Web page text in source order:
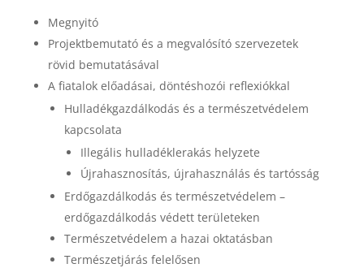
Megnyitó
Projektbemutató és a megvalósító szervezetek
rövid bemutatásával
A fiatalok előadásai, döntéshozói reflexiókkal
Hulladékgazdálkodás és a természetvédelem
kapcsolata
Illegális hulladéklerakás helyzete
Újrahasznosítás, újrahasználás és tartósság
Erdőgazdálkodás és természetvédelem –
erdőgazdálkodás védett területeken
Természetvédelem a hazai oktatásban
Természetjárás felelősen